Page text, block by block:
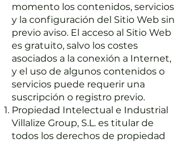
momento los contenidos, servicios
y la configuración del Sitio Web sin
previo aviso. El acceso al Sitio Web
es gratuito, salvo los costes
asociados a la conexión a Internet,
y el uso de algunos contenidos o
servicios puede requerir una
suscripción o registro previo.
Propiedad Intelectual e Industrial
Villalize Group, S.L. es titular de
todos los derechos de propiedad